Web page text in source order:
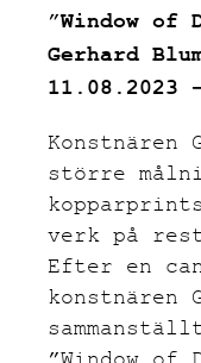
”Window of
Gerhard
11.08.2023
Konstnären
större
verk på
Efter en
konstnären